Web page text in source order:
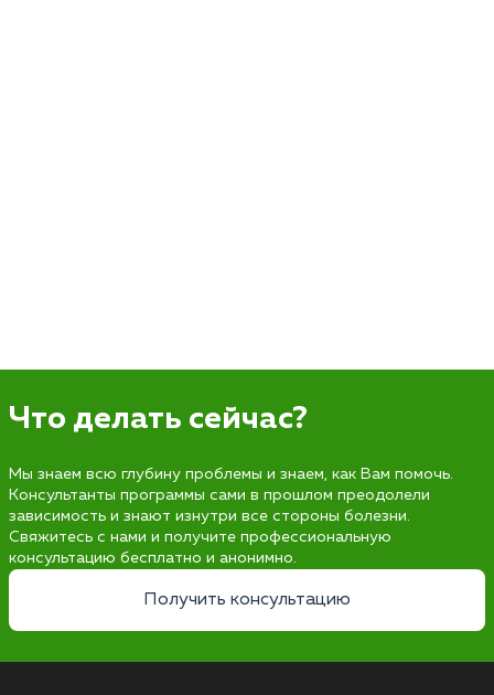
Что делать сейчас?
Мы знаем всю глубину проблемы и знаем, как Вам помочь.
Консультанты программы сами в прошлом преодолели
зависимость и знают изнутри все стороны болезни.
Свяжитесь с нами и получите профессиональную
консультацию бесплатно и анонимно.
Получить консультацию